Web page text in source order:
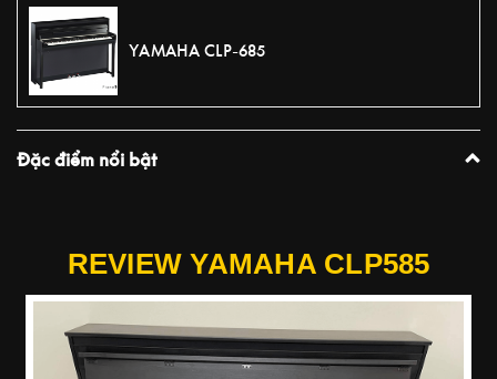
YAMAHA CLP-685
Đặc điểm nổi bật
REVIEW YAMAHA CLP585